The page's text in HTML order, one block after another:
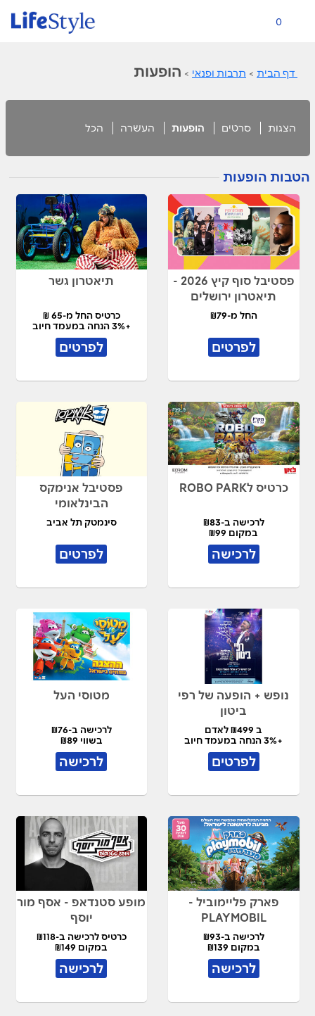
0
דף הבית > תרבות ופנאי > הופעות
הצגות סרטים הופעות העשרה הכל
הטבות הופעות
פסטיבל סוף קיץ 2026 -
תיאטרון ירושלים
החל מ-₪79
לפרטים
תיאטרון גשר
כרטיס החל מ-65 ₪
+3% הנחה במעמד חיוב
לפרטים
כרטיס לROBO PARK
לרכישה ב-₪83
במקום ₪99
לרכישה
פסטיבל אנימקס
הבינלאומי
סינמטק תל אביב
לפרטים
נופש + הופעה של רפי
ביטון
ב ₪499 לאדם
+3% הנחה במעמד חיוב
לפרטים
מטוסי העל
לרכישה ב-₪76
בשווי ₪89
לרכישה
פארק פליימוביל -
PLAYMOBIL
לרכישה ב-₪93
במקום ₪139
לרכישה
מופע סטנדאפ - אסף מור
יוסף
כרטיס לרכישה ב-₪118
במקום ₪149
לרכישה